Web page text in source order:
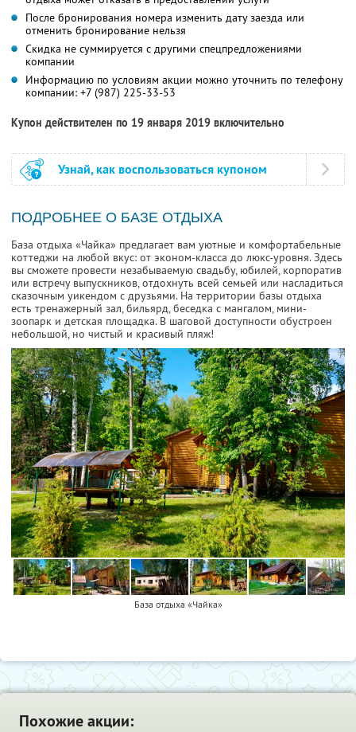
После бронирования номера изменить дату заезда или
отменить бронирование нельзя
Скидка не суммируется с другими спецпредложениями
компании
Информацию по условиям акции можно уточнить по телефону
компании: +7 (987) 225-33-53
Купон действителен по 19 января 2019 включительно
Узнай, как воспользоваться купоном
ПОДРОБНЕЕ О БАЗЕ ОТДЫХА
База отдыха «Чайка» предлагает вам уютные и комфортабельные
коттеджи на любой вкус: от эконом-класса до люкс-уровня. Здесь
вы сможете провести незабываемую свадьбу, юбилей, корпоратив
или встречу выпускников, отдохнуть всей семьей или насладиться
сказочным уикендом с друзьями. На территории базы отдыха
есть тренажерный зал, бильярд, беседка с мангалом, мини-
зоопарк и детская площадка. В шаговой доступности обустроен
небольшой, но чистый и красивый пляж!
База отдыха «Чайка»
Похожие акции: